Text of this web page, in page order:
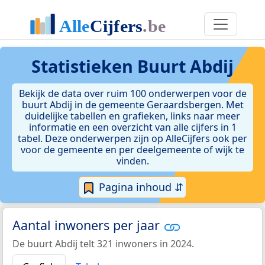
Statistieken Buurt Abdij
Bekijk de data over ruim 100 onderwerpen voor de
buurt Abdij in de gemeente Geraardsbergen. Met
duidelijke tabellen en grafieken, links naar meer
informatie en een overzicht van alle cijfers in 1
tabel. Deze onderwerpen zijn op AlleCijfers ook per
voor de gemeente en per deelgemeente of wijk te
vinden.
Pagina inhoud ⇵
Aantal inwoners per jaar
De buurt Abdij telt 321 inwoners in 2024.